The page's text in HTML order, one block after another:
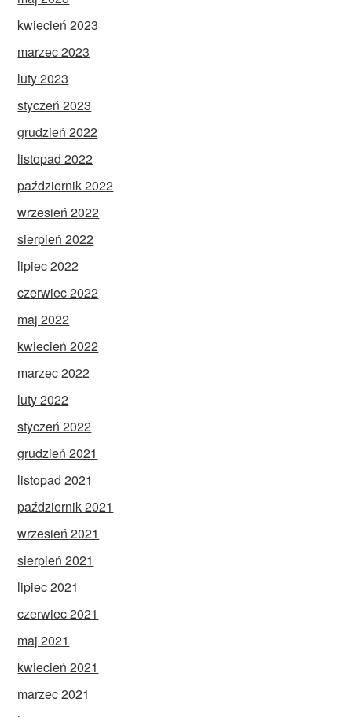
kwiecień 2023
marzec 2023
luty 2023
styczeń 2023
grudzień 2022
listopad 2022
październik 2022
wrzesień 2022
sierpień 2022
lipiec 2022
czerwiec 2022
maj 2022
kwiecień 2022
marzec 2022
luty 2022
styczeń 2022
grudzień 2021
listopad 2021
październik 2021
wrzesień 2021
sierpień 2021
lipiec 2021
czerwiec 2021
maj 2021
kwiecień 2021
marzec 2021